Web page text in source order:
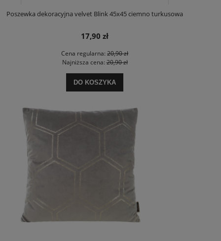
Poszewka dekoracyjna velvet Blink 45x45 ciemno turkusowa
17,90 zł
Cena regularna: 20,90 zł
Najniższa cena:20,90 zł
DO KOSZYKA